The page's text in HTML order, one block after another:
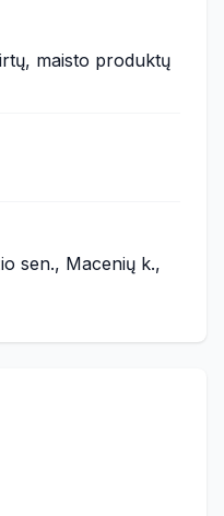
maisto produktų
sen., Macenių k.,